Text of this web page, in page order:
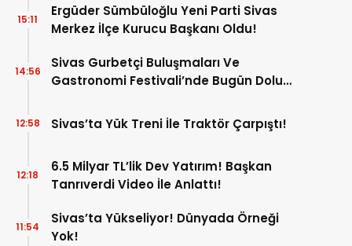
Ergüder Sümbüloğlu Yeni Parti Sivas
Merkez İlçe Kurucu Başkanı Oldu!
15:11
Sivas Gurbetçi Buluşmaları Ve
Gastronomi Festivali’nde Bugün Dolu
14:56
Sivas’ta Yük Treni İle Traktör Çarpıştı!
12:58
6.5 Milyar TL’lik Dev Yatırım! Başkan
Tanrıverdi Video İle Anlattı!
12:18
Sivas’ta Yükseliyor! Dünyada Örneği
Yok!
11:54